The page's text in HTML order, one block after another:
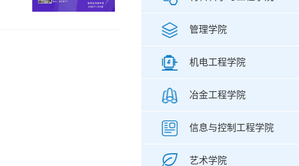
管理学院
机电工程学院
冶金工程学院
信息与控制工程学院
艺术学院